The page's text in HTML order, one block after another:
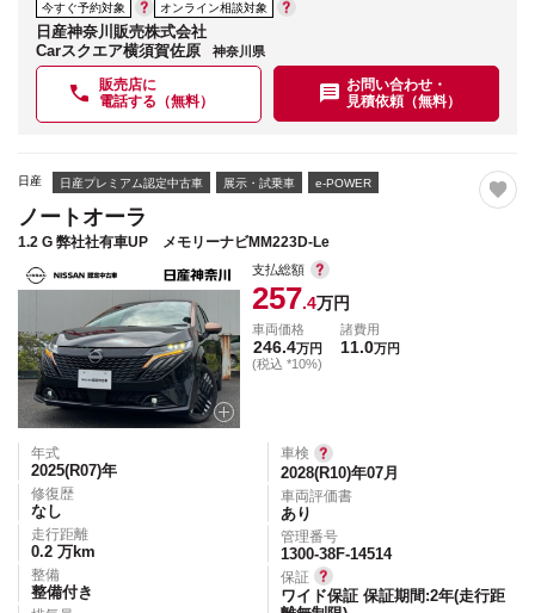
今すぐ予約対象
オンライン相談対象
日産神奈川販売株式会社
Carスクエア横須賀佐原
神奈川県
販売店に
電話する（無料）
お問い合わせ・
見積依頼（無料）
日産 日産プレミアム認定中古車 展示・試乗車 e-POWER
ノートオーラ
1.2 G 弊社社有車UP メモリーナビMM223D-Le
支払総額
257.4万円
車両価格
246.4万円
(税込 *10%)
諸費用
11.0万円
年式
2025(R07)年
修復歴
なし
走行距離
0.2 万km
整備
整備付き
車検
2028(R10)年07月
車両評価書
あり
管理番号
1300-38F-14514
保証
ワイド保証 保証期間:2年(走行距